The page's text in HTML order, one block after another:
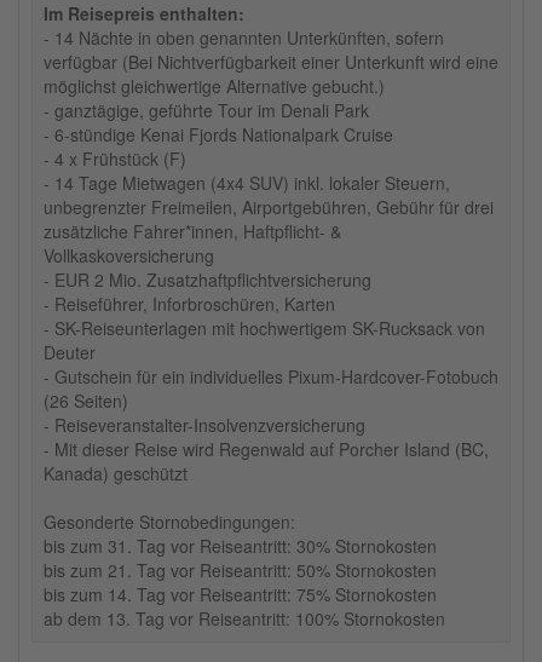
Im Reisepreis enthalten:
- 14 Nächte in oben genannten Unterkünften, sofern
verfügbar (Bei Nichtverfügbarkeit einer Unterkunft wird eine
möglichst gleichwertige Alternative gebucht.)
- ganztägige, geführte Tour im Denali Park
- 6-stündige Kenai Fjords Nationalpark Cruise
- 4 x Frühstück (F)
- 14 Tage Mietwagen (4x4 SUV) inkl. lokaler Steuern,
unbegrenzter Freimeilen, Airportgebühren, Gebühr für drei
zusätzliche Fahrer*innen, Haftpflicht- &
Vollkaskoversicherung
- EUR 2 Mio. Zusatzhaftpflichtversicherung
- Reiseführer, Inforbroschüren, Karten
- SK-Reiseunterlagen mit hochwertigem SK-Rucksack von
Deuter
- Gutschein für ein individuelles Pixum-Hardcover-Fotobuch
(26 Seiten)
- Reiseveranstalter-Insolvenzversicherung
- Mit dieser Reise wird Regenwald auf Porcher Island (BC,
Kanada) geschützt
Gesonderte Stornobedingungen:
bis zum 31. Tag vor Reiseantritt: 30% Stornokosten
bis zum 21. Tag vor Reiseantritt: 50% Stornokosten
bis zum 14. Tag vor Reiseantritt: 75% Stornokosten
ab dem 13. Tag vor Reiseantritt: 100% Stornokosten